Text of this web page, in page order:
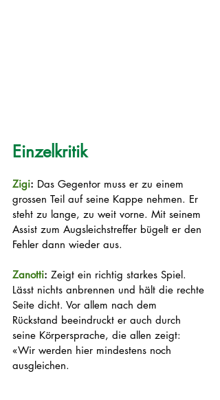
Einzelkritik
Zigi: Das Gegentor muss er zu einem
grossen Teil auf seine Kappe nehmen. Er
steht zu lange, zu weit vorne. Mit seinem
Assist zum Augsleichstreffer bügelt er den
Fehler dann wieder aus.
Zanotti: Zeigt ein richtig starkes Spiel.
Lässt nichts anbrennen und hält die rechte
Seite dicht. Vor allem nach dem
Rückstand beeindruckt er auch durch
seine Körpersprache, die allen zeigt:
«Wir werden hier mindestens noch
ausgleichen.